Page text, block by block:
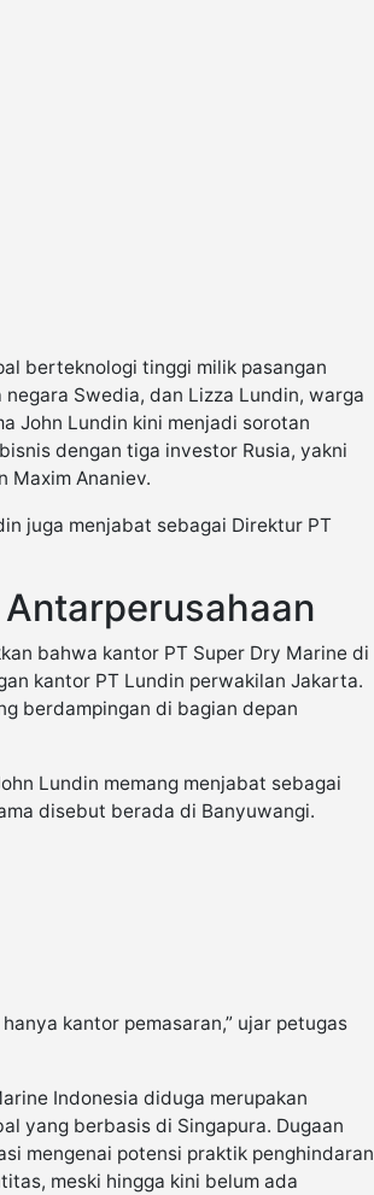
berteknologi tinggi milik pasangan
Swedia, dan Lizza Lundin, warga
John Lundin kini menjadi sorotan
dengan tiga investor Rusia, yakni
Maxim Ananiev.
juga menjabat sebagai Direktur PT
bahwa kantor PT Super Dry Marine di
kantor PT Lundin perwakilan Jakarta.
berdampingan di bagian depan
Lundin memang menjabat sebagai
disebut berada di Banyuwangi.
kantor pemasaran,” ujar petugas
Indonesia diduga merupakan
yang berbasis di Singapura. Dugaan
mengenai potensi praktik penghindaran
meski hingga kini belum ada